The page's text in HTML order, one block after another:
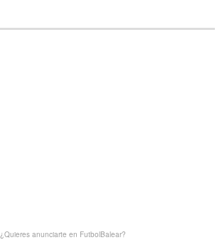
¿Quieres anunciarte en FutbolBalear?